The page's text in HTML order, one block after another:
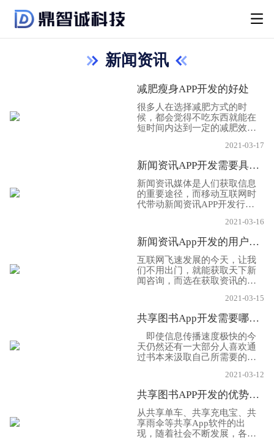
新闻资讯
减肥瘦身APP开发的好处
很多人在选择减肥方式的时
候，都会觉得不吃东西就能在
短时间内达到一定的减肥效
减肥方式不仅会损害人们的身
体，并且减肥效果还不一定显
著，所以为了人们能够科学减
肥，减肥瘦身APP开发出现在
人们的生活中，人们可以根据
APP对减肥活动合理安排，十
分方便。不仅仅是对身体美的
追求，还保持了健康，下面Ap
下，关于减肥瘦身App开发的
2021-03-17
新闻资讯APP开发需要具备哪些功能
新闻资讯媒体是人们获取信息
的重要途径，而移动互联网时
代带动新闻资讯APP开发行业
平板或手机浏览阅读新闻资
讯，纸质媒体以传统的模式开
始向数字化、跨媒体过渡，因
此，传统媒体行业要想一直保
持竞争力，第一步就是定制开
发专属的新闻资讯APP软件。
那么新闻资讯APP开发需要具
备哪些功能呢?下面小编就给大
2021-03-16
新闻资讯App开发的用户需求及优势有哪些？
互联网飞速发展的今天，让我
们不用出门，就能获取天下新
闻咨询，而选在获取资讯的方
的主动搜索到平台的个性化推
荐，让现在的媒体平台绞尽脑
汁的想办法留住老客户，拉新
客户，因此首先就要做好用户
体验的提高。那么就需要哪些
功能呢，下面App开发公司小
编就给大家分享一下，关于新
闻资讯App开发的功能优势?
2021-03-15
共享图书App开发需要哪些功能呢？
即使信息传播速度极快的今
天仍然还有一大部分人喜欢通
过书本来汲取自己所需要的营
来，图书迎来了自己的春天，
一款名为共享图书app的软件出
现在大众的视野之中。那么今
天就由小编我为大家带来共享
图书app开发的相关介绍。希望
帮助大家!
2021-03-12
共享图书APP开发的优势有哪些？
从共享单车、共享充电宝、共
享雨伞等共享App软件的出
现，随着社会不断发展，各个